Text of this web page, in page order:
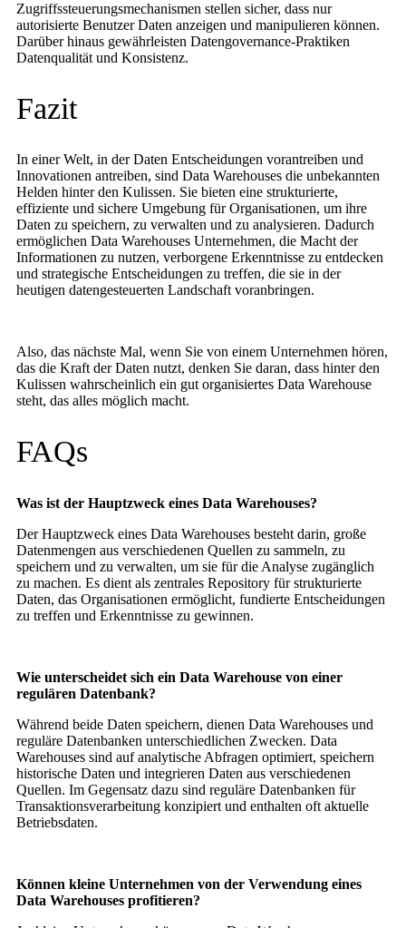
Zugriffssteuerungsmechanismen stellen sicher, dass nur
autorisierte Benutzer Daten anzeigen und manipulieren können.
Darüber hinaus gewährleisten Datengovernance-Praktiken
Datenqualität und Konsistenz.
Fazit
In einer Welt, in der Daten Entscheidungen vorantreiben und
Innovationen antreiben, sind Data Warehouses die unbekannten
Helden hinter den Kulissen. Sie bieten eine strukturierte,
effiziente und sichere Umgebung für Organisationen, um ihre
Daten zu speichern, zu verwalten und zu analysieren. Dadurch
ermöglichen Data Warehouses Unternehmen, die Macht der
Informationen zu nutzen, verborgene Erkenntnisse zu entdecken
und strategische Entscheidungen zu treffen, die sie in der
heutigen datengesteuerten Landschaft voranbringen.
Also, das nächste Mal, wenn Sie von einem Unternehmen hören,
das die Kraft der Daten nutzt, denken Sie daran, dass hinter den
Kulissen wahrscheinlich ein gut organisiertes Data Warehouse
steht, das alles möglich macht.
FAQs
Was ist der Hauptzweck eines Data Warehouses?
Der Hauptzweck eines Data Warehouses besteht darin, große
Datenmengen aus verschiedenen Quellen zu sammeln, zu
speichern und zu verwalten, um sie für die Analyse zugänglich
zu machen. Es dient als zentrales Repository für strukturierte
Daten, das Organisationen ermöglicht, fundierte Entscheidungen
zu treffen und Erkenntnisse zu gewinnen.
Wie unterscheidet sich ein Data Warehouse von einer
regulären Datenbank?
Während beide Daten speichern, dienen Data Warehouses und
reguläre Datenbanken unterschiedlichen Zwecken. Data
Warehouses sind auf analytische Abfragen optimiert, speichern
historische Daten und integrieren Daten aus verschiedenen
Quellen. Im Gegensatz dazu sind reguläre Datenbanken für
Transaktionsverarbeitung konzipiert und enthalten oft aktuelle
Betriebsdaten.
Können kleine Unternehmen von der Verwendung eines
Data Warehouses profitieren?